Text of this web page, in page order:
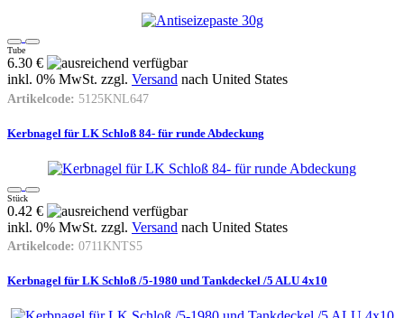
Tube
6.30 €
inkl. 0% MwSt. zzgl. Versand nach United States
Artikelcode: 5125KNL647
Kerbnagel für LK Schloß 84- für runde Abdeckung
Stück
0.42 €
inkl. 0% MwSt. zzgl. Versand nach United States
Artikelcode: 0711KNTS5
Kerbnagel für LK Schloß /5-1980 und Tankdeckel /5 ALU 4x10